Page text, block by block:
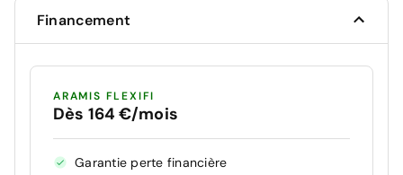
Financement
ARAMIS FLEXIFI
Dès 164 €/mois
Garantie perte financière